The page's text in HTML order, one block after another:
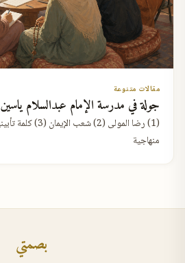
مقالات متنوعة
جولة في مدرسة الإمام عبدالسلام ياسين
منهاجية
بصمتي